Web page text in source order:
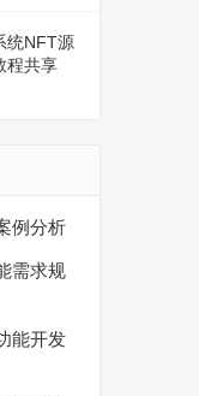
统NFT源
程共享
例分析
需求规
能开发